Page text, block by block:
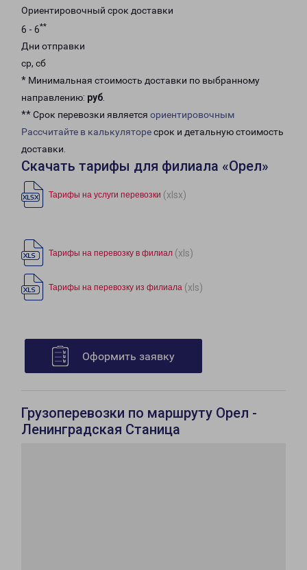
Ориентировочный срок доставки
6 - 6**
Дни отправки
ср, сб
* Минимальная стоимость доставки по выбранному
направлению: руб.
** Срок перевозки является ориентировочным
Рассчитайте в калькуляторесрок и детальную стоимость
доставки.
Скачать тарифы для филиала «Орел»
Тарифы на услуги перевозки (xlsx)
Тарифы на перевозку в филиал (xls)
Тарифы на перевозку из филиала (xls)
Оформить заявку
Грузоперевозки по маршруту Орел -
Ленинградская Станица